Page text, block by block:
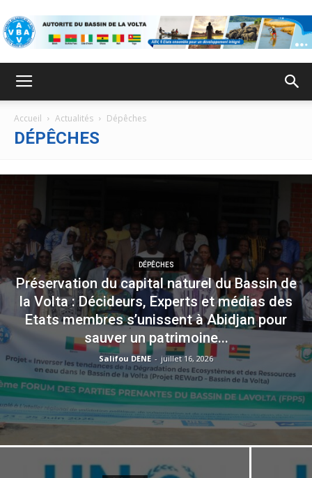
Accueil Actualités Dépêches
DÉPÊCHES
DÉPÊCHES
Préservation du capital naturel du Bassin de
la Volta : Décideurs, Experts et médias des
Etats membres s’unissent à Abidjan pour
sauver un patrimoine...
Salifou DENE - juillet 16, 2026